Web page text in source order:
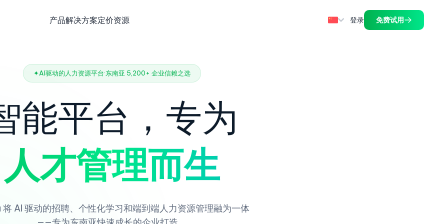
产品解决方案定价资源 登录 免费试用
✦AI驱动的人力资源平台·东南亚 5,200+ 企业信赖之选
能平台，专为
人才管理而生
AI 驱动的招聘、个性化学习和端到端人力资源管理融为一体